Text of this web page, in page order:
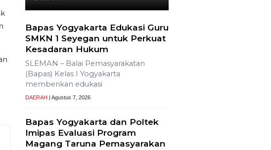
Bapas Yogyakarta Edukasi Guru
Kesadaran Hukum
SLEMAN – Balai Pemasyarakatan
memberikan edukasi
Bapas Yogyakarta dan Poltek